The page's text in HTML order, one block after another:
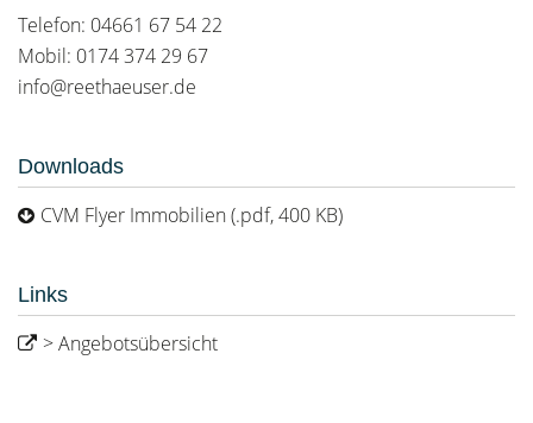
Telefon: 04661 67 54 22
Mobil: 0174 374 29 67
info@reethaeuser.de
Downloads
CVM Flyer Immobilien (.pdf, 400 KB)
Links
> Angebotsübersicht